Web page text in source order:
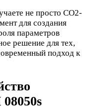
не просто CO2-
для создания
параметров
решение для тех,
подход к